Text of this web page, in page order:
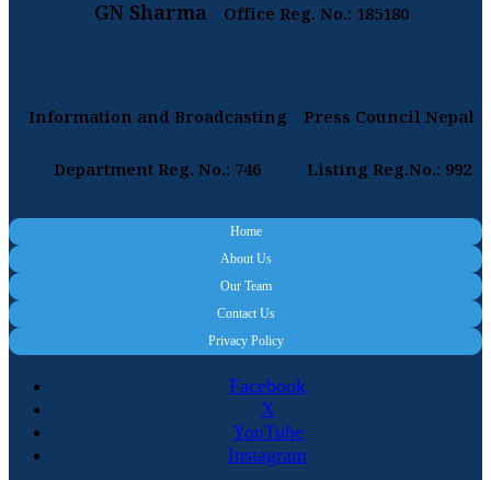
GN Sharma Office Reg. No.: 185180
Information and Broadcasting
Department Reg. No.: 746
Press Council Nepal
Listing Reg.No.: 992
Home
About Us
Our Team
Contact Us
Privacy Policy
Facebook
X
YouTube
Instagram